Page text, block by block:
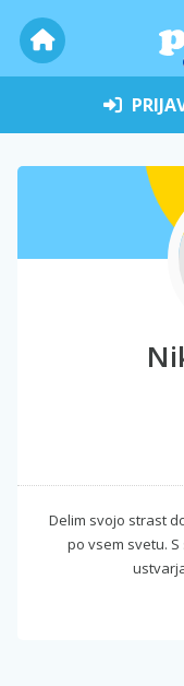
Delim svojo strast
po vsem svetu.